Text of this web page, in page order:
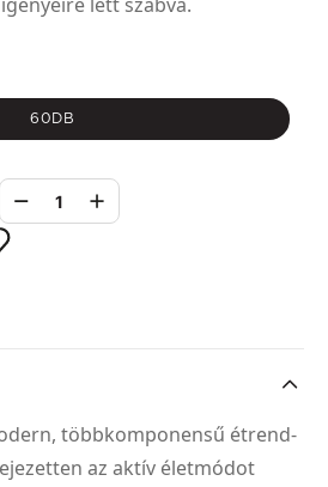
60DB
1
többkomponensű étrend-
az aktív életmódot